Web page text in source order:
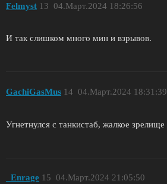
Felmyst 04.Март.2024 18:26:56
13
И так слишком много мин и взрывов.
GachiGasMus 04.Март.2024 18:31:39
14
Угнетнулся с танкистаб, жалкое зрелище
_Enrage 04.Март.2024 21:05:50
15